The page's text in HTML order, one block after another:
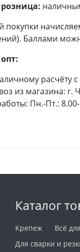
покупки
Баллами
расчёту
из магазина: г.
Пн.-Пт.:
Каталог
Крепеж Всё
Для сварки и